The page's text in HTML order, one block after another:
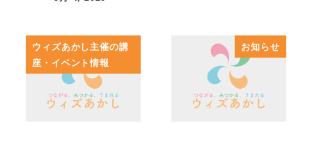
投稿日
ウィズあかし主催の講
座・イベント情報
お知らせ